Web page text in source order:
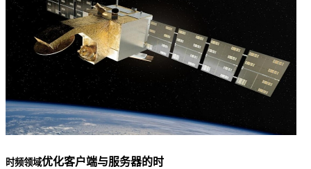
时频领域优化客户端与服务器的时